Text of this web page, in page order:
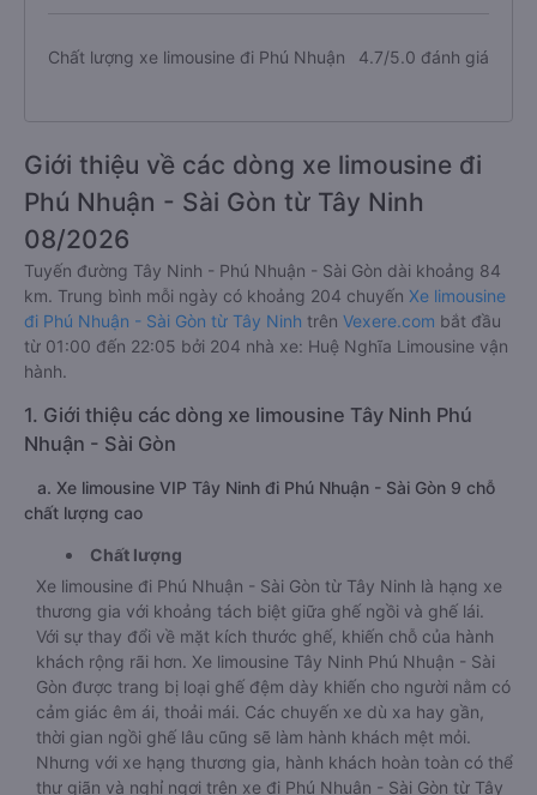
Chất lượng xe limousine đi Phú Nhuận 4.7/5.0 đánh giá
Giới thiệu về các dòng xe limousine đi
Phú Nhuận - Sài Gòn từ Tây Ninh
08/2026
Tuyến đường Tây Ninh - Phú Nhuận - Sài Gòn dài khoảng 84
km. Trung bình mỗi ngày có khoảng 204 chuyến Xe limousine
đi Phú Nhuận - Sài Gòn từ Tây Ninh trên Vexere.com bắt đầu
từ 01:00 đến 22:05 bởi 204 nhà xe: Huệ Nghĩa Limousine vận
hành.
1. Giới thiệu các dòng xe limousine Tây Ninh Phú
Nhuận - Sài Gòn
a. Xe limousine VIP Tây Ninh đi Phú Nhuận - Sài Gòn 9 chỗ
chất lượng cao
Chất lượng
Xe limousine đi Phú Nhuận - Sài Gòn từ Tây Ninh là hạng xe
thương gia với khoảng tách biệt giữa ghế ngồi và ghế lái.
Với sự thay đổi về mặt kích thước ghế, khiến chỗ của hành
khách rộng rãi hơn. Xe limousine Tây Ninh Phú Nhuận - Sài
Gòn được trang bị loại ghế đệm dày khiến cho người nằm có
cảm giác êm ái, thoải mái. Các chuyến xe dù xa hay gần,
thời gian ngồi ghế lâu cũng sẽ làm hành khách mệt mỏi.
Nhưng với xe hạng thương gia, hành khách hoàn toàn có thể
thư giãn và nghỉ ngơi trên xe đi Phú Nhuận - Sài Gòn từ Tây